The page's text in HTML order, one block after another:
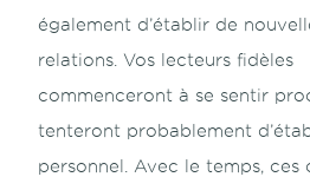
également d’établir de
relations. Vos lecteurs fidèles
commenceront à se sentir
tenteront probablement
personnel. Avec le temps, ces